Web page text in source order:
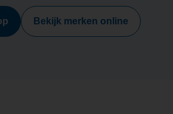
Bekijk merken online